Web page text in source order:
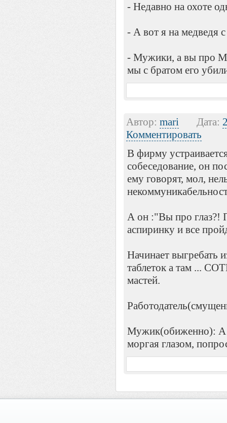
- Недавно на охоте
- А вот я на медведя
- Мужики, а вы про
мы с братом его
Автор: mari Дата:
Комментировать
В фирму
собеседование, он
ему говорят, мол,
А он :"Вы про глаз?!
аспиринку и все
Начинает выгребать
таблеток а там ...
мастей.
Мужик(обиженно): А
моргая глазом,